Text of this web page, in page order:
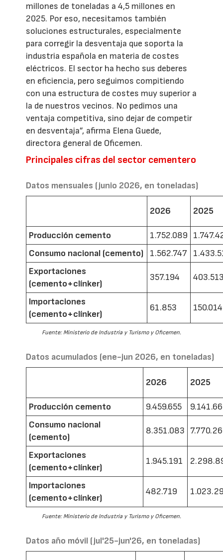
millones de toneladas a 4,5 millones en
2025. Por eso, necesitamos también
soluciones estructurales, especialmente
para corregir la desventaja que soporta la
industria española en materia de costes
eléctricos. El sector ha hecho sus deberes
en eficiencia, pero seguimos compitiendo
con una estructura de costes muy superior a
la de nuestros vecinos. No pedimos una
ventaja competitiva, sino dejar de competir
en desventaja”, afirma Elena Guede,
directora general de Oficemen.
Principales cifras del sector cementero
Datos mensuales (junio 2026, en toneladas)
2026 2025
Producción cemento 1.752.089
Consumo nacional (cemento)
1.562.747
Exportaciones
(cemento+clínker)
357.194
Importaciones
(cemento+clínker)
61.853 150.014
Fuente: Ministerio de Industria y Turismo y Oficemen.
Datos acumulados (ene-jun 2026, en toneladas)
2026 2025
Producción cemento 9.459.655
Consumo nacional
(cemento)
8.351.083
Exportaciones
(cemento+clínker)
1.945.191
Importaciones
(cemento+clínker)
482.719
Fuente: Ministerio de Industria y Turismo y Oficemen.
Datos año móvil (jul'25-jun'26, en toneladas)